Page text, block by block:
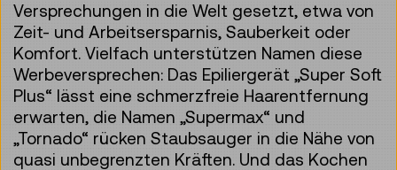
Versprechungen in die Welt gesetzt, etwa von
Zeit- und Arbeitsersparnis, Sauberkeit oder
Komfort. Vielfach unterstützen Namen diese
Werbeversprechen: Das Epiliergerät „Super Soft
Plus“ lässt eine schmerzfreie Haarentfernung
erwarten, die Namen „Supermax“ und
„Tornado“ rücken Staubsauger in die Nähe von
quasi unbegrenzten Kräften. Und das Kochen